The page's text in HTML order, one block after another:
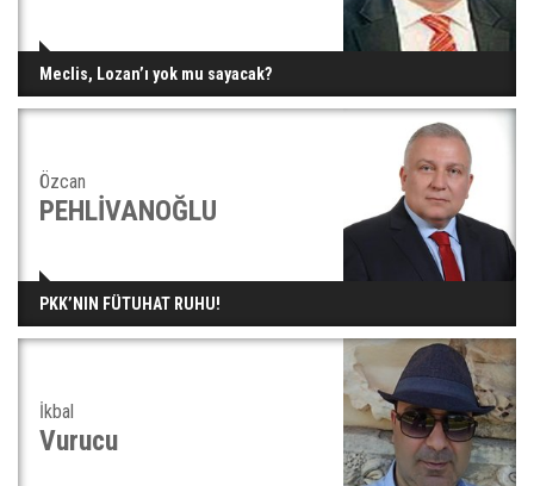
Meclis, Lozan’ı yok mu sayacak?
Özcan
PEHLİVANOĞLU
PKK’NIN FÜTUHAT RUHU!
İkbal
Vurucu